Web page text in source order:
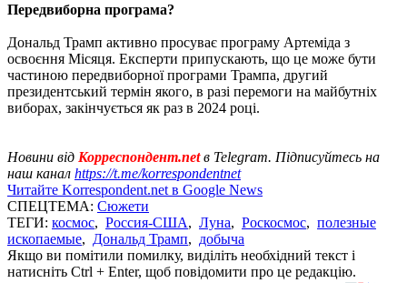
Передвиборна програма?
Дональд Трамп активно просуває програму Артеміда з
освоєння Місяця. Експерти припускають, що це може бути
частиною передвиборної програми Трампа, другий
президентський термін якого, в разі перемоги на майбутніх
виборах, закінчується як раз в 2024 році.
Новини від Корреспондент.netв Telegram. Підписуйтесь на
наш канал https://t.me/korrespondentnet
Читайте Korrespondent.net в Google News
СПЕЦТЕМА: Сюжети
ТЕГИ: космос, Россия-США, Луна, Роскосмос, полезные
ископаемые, Дональд Трамп, добыча
Якщо ви помітили помилку, виділіть необхідний текст і
натисніть Ctrl + Enter, щоб повідомити про це редакцію.